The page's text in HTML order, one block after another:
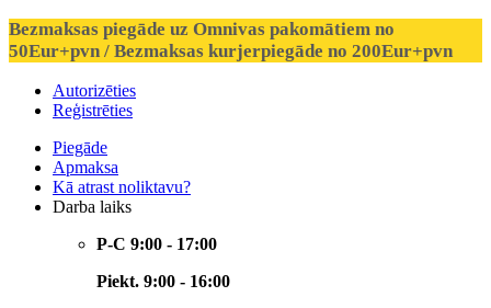
Bezmaksas piegāde uz Omnivas pakomātiem no
50Eur+pvn / Bezmaksas kurjerpiegāde no 200Eur+pvn
Autorizēties
Reģistrēties
Piegāde
Apmaksa
Kā atrast noliktavu?
Darba laiks
P-C 9:00 - 17:00
Piekt. 9:00 - 16:00